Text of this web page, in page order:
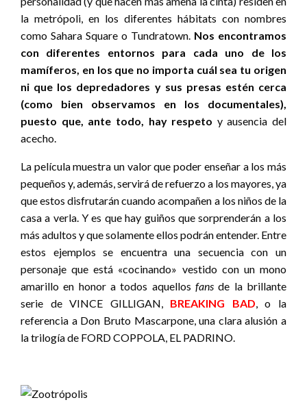
la metrópoli, en los diferentes hábitats con nombres
como Sahara Square o Tundratown. Nos encontramos
con diferentes entornos para cada uno de los
mamíferos, en los que no importa cuál sea tu origen
ni que los depredadores y sus presas estén cerca
(como bien observamos en los documentales),
puesto que, ante todo, hay respeto y ausencia del
acecho.
La película muestra un valor que poder enseñar a los más
pequeños y, además, servirá de refuerzo a los mayores, ya
que estos disfrutarán cuando acompañen a los niños de la
casa a verla. Y es que hay guiños que sorprenderán a los
más adultos y que solamente ellos podrán entender. Entre
estos ejemplos se encuentra una secuencia con un
personaje que está «cocinando» vestido con un mono
amarillo en honor a todos aquellos fans de la brillante
serie de VINCE GILLIGAN, BREAKING BAD,o la
referencia a Don Bruto Mascarpone, una clara alusión a
la trilogía de FORD COPPOLA, EL PADRINO.